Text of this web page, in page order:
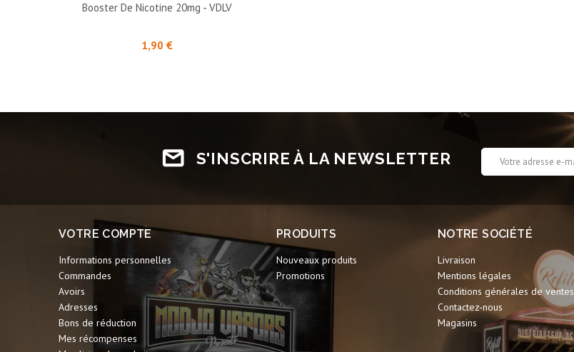
Booster De Nicotine 20mg - VDLV
1,90 €Prix
S'INSCRIRE À LA NEWSLETTER
VOTRE COMPTE
Informations personnelles
Commandes
Avoirs
Adresses
Bons de réduction
Mes récompenses
PRODUITS
Nouveaux produits
Promotions
NOTRE SOCIÉTÉ
Livraison
Mentions légales
Conditions générales de ventes
Contactez-nous
Magasins